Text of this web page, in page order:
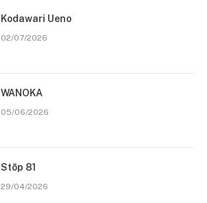
Kodawari Ueno
02/07/2026
WANOKA
05/06/2026
Stōp 81
29/04/2026